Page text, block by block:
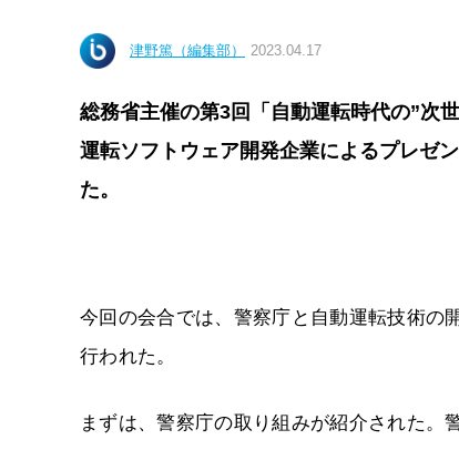
津野篤（編集部） 2023.04.17
総務省主催の第3回「自動運転時代の”次
運転ソフトウェア開発企業によるプレゼ
た。
今回の会合では、警察庁と自動運転技術の
行われた。
まずは、警察庁の取り組みが紹介された。